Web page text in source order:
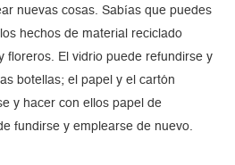
nuevas cosas. Sabías que puedes
hechos de material reciclado
floreros. El vidrio puede refundirse y
botellas; el papel y el cartón
y hacer con ellos papel de
fundirse y emplearse de nuevo.